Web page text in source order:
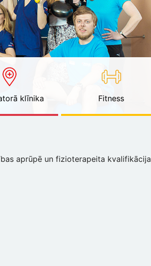
klīnika Fitness
aprūpē un fizioterapeita kvalifikācija